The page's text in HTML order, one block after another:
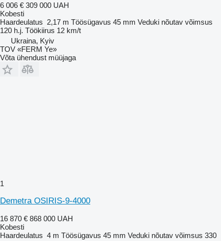
6 006 € 309 000 UAH
Kobesti
Haardeulatus 2,17 m Töösügavus 45 mm Veduki nõutav võimsus
120 h.j. Töökiirus 12 km/t
Ukraina, Kyiv
TOV «FERM Ye»
Võta ühendust müüjaga
1
Demetra OSIRIS-9-4000
16 870 € 868 000 UAH
Kobesti
Haardeulatus 4 m Töösügavus 45 mm Veduki nõutav võimsus 330